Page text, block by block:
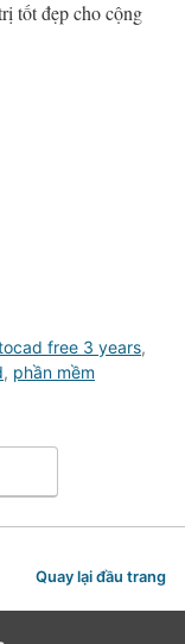
tốt đẹp cho cộng
free 3 years,
, phần mềm
Quay lại đầu trang